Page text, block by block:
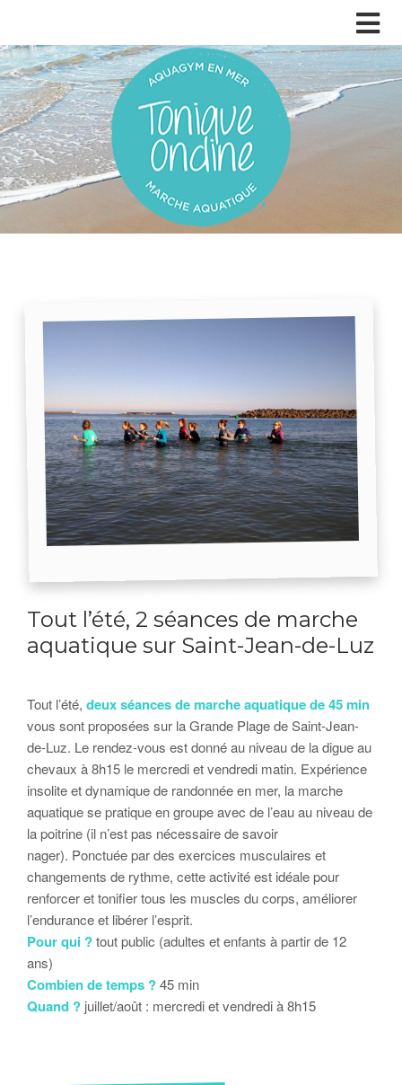
Tout l’été, 2 séances de marche
aquatique sur Saint-Jean-de-Luz
Tout l’été, deux séances de marche aquatique de 45 min
vous sont proposées sur la Grande Plage de Saint-Jean-
de-Luz. Le rendez-vous est donné au niveau de la digue au
chevaux à 8h15 le mercredi et vendredi matin. Expérience
insolite et dynamique de randonnée en mer, la marche
aquatique se pratique en groupe avec de l’eau au niveau de
la poitrine (il n’est pas nécessaire de savoir
nager). Ponctuée par des exercices musculaires et
changements de rythme, cette activité est idéale pour
renforcer et tonifier tous les muscles du corps, améliorer
l’endurance et libérer l’esprit.
Pour qui ?tout public (adultes et enfants à partir de 12
ans)
Combien de temps ?45 min
Quand ? juillet/août : mercredi et vendredi à 8h15